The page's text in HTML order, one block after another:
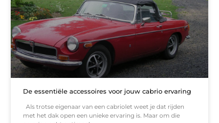
De essentiële accessoires voor jouw cabrio ervaring
Als trotse eigenaar van een cabriolet weet je dat rijden
met het dak open een unieke ervaring is. Maar om die